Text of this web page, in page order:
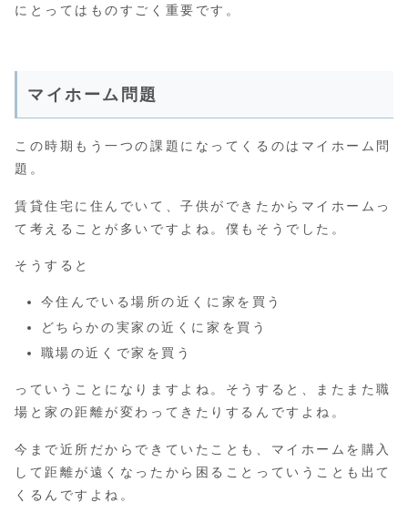
にとってはものすごく重要です。
マイホーム問題
この時期もう一つの課題になってくるのはマイホーム問
題。
賃貸住宅に住んでいて、子供ができたからマイホームっ
て考えることが多いですよね。僕もそうでした。
そうすると
今住んでいる場所の近くに家を買う
どちらかの実家の近くに家を買う
職場の近くで家を買う
っていうことになりますよね。そうすると、またまた職
場と家の距離が変わってきたりするんですよね。
今まで近所だからできていたことも、マイホームを購入
して距離が遠くなったから困ることっていうことも出て
くるんですよね。